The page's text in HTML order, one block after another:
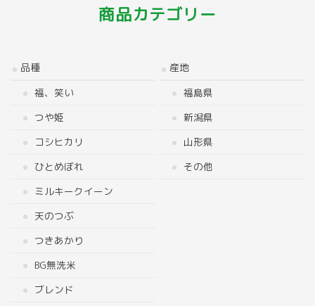
商品カテゴリー
品種
福、笑い
つや姫
コシヒカリ
ひとめぼれ
ミルキークイーン
天のつぶ
つきあかり
BG無洗米
ブレンド
産地
福島県
新潟県
山形県
その他